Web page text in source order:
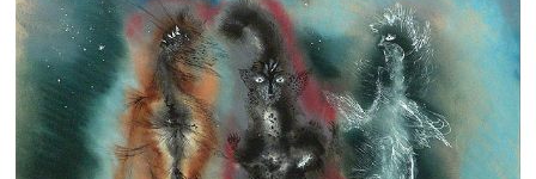
mágicos»